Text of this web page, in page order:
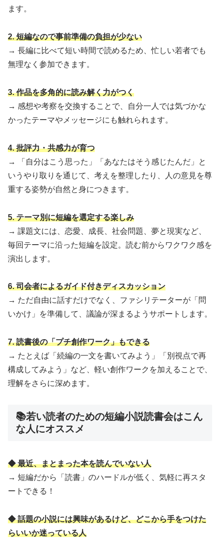
ます。
2. 短編なので事前準備の負担が少ない
→ 長編に比べて短い時間で読めるため、忙しい若者でも
無理なく参加できます。
3. 作品を多角的に読み解く力がつく
→ 感想や考察を交換することで、自分一人では気づかな
かったテーマやメッセージにも触れられます。
4. 批評力・共感力が育つ
→ 「自分はこう思った」「あなたはそう感じたんだ」と
いうやり取りを通じて、考えを整理したり、人の意見を尊
重する姿勢が自然と身につきます。
5. テーマ別に短編を選定する楽しみ
→ 課題文には、恋愛、成長、社会問題、夢と現実など、
毎回テーマに沿った短編を設定。読む前からワクワク感を
演出します。
6. 司会者によるガイド付きディスカッション
→ ただ自由に話すだけでなく、ファシリテーターが「問
いかけ」を準備して、議論が深まるようサポートします。
7. 読書後の「プチ創作ワーク」もできる
→ たとえば「続編の一文を書いてみよう」「別視点で再
構成してみよう」など、軽い創作ワークを加えることで、
理解をさらに深めます。
📚若い読者のための短編小説読書会はこん
な人にオススメ
◆ 最近、まとまった本を読んでいない人
→ 短編だから「読書」のハードルが低く、気軽に再スタ
ートできる！
◆ 話題の小説には興味があるけど、どこから手をつけた
らいいか迷っている人